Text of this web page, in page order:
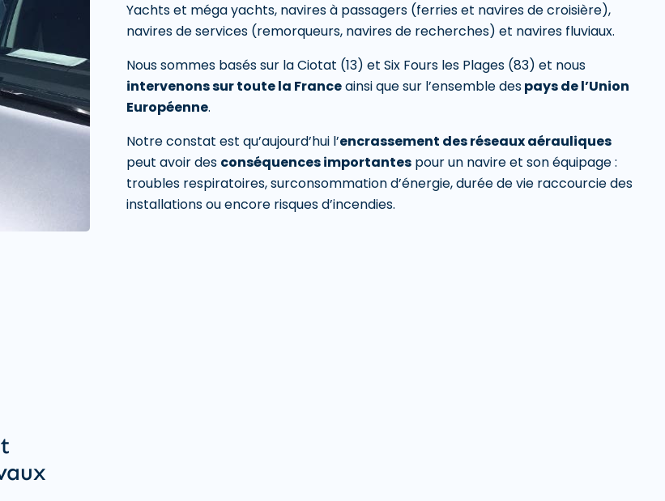
Yachts et méga yachts, navires à passagers (ferries et navires de croisière),
navires de services (remorqueurs, navires de recherches) et navires fluviaux.
Nous sommes basés sur la Ciotat (13) et Six Fours les Plages (83) et nous
intervenons sur toute la Franceainsi que sur l’ensemble despays de l’Union
Européenne.
Notre constat est qu’aujourd’hui l’encrassement des réseaux aérauliques
peut avoir des conséquences importantespour un navire et son équipage :
troubles respiratoires, surconsommation d’énergie, durée de vie raccourcie des
installations ou encore risques d’incendies.